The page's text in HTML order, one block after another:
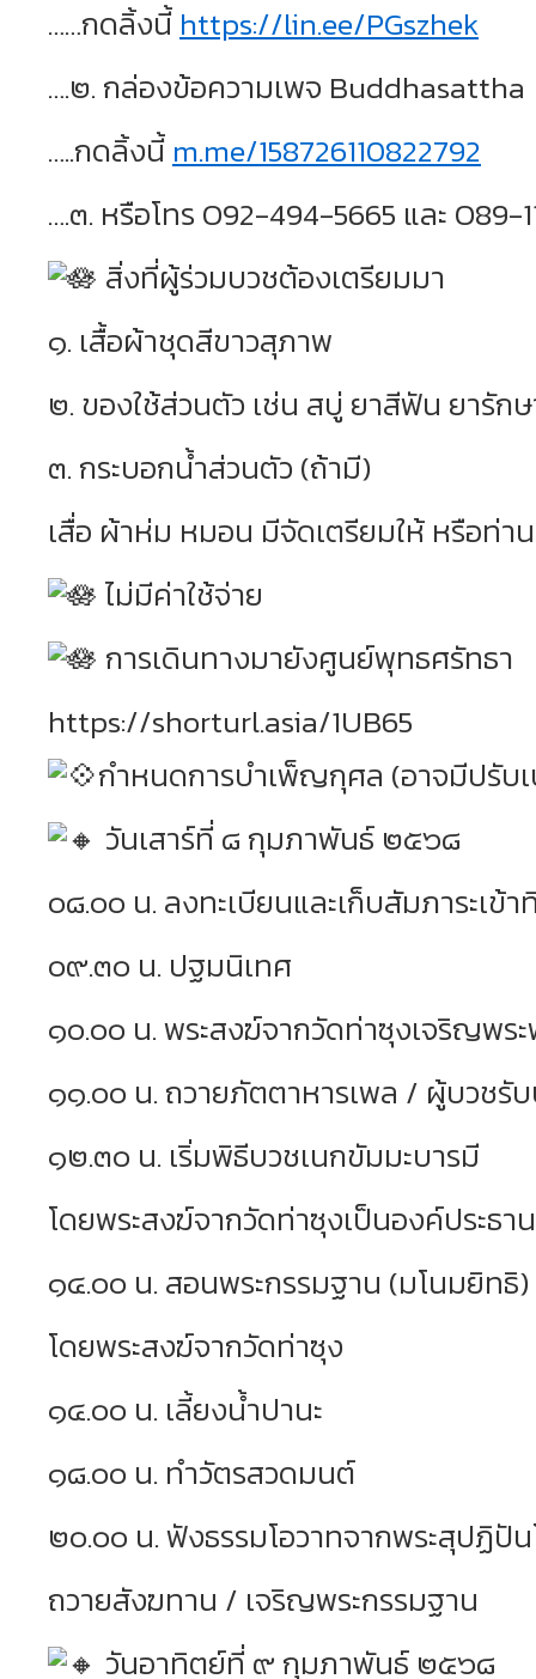
……กดลิ้งนี้ https://lin.ee/PGszhek
….๒. กล่องข้อความเพจ Buddhasattha
…..กดลิ้งนี้ m.me/158726110822792
….๓. หรือโทร O92-494-5665 และ O89-
สิ่งที่ผู้ร่วมบวชต้องเตรียมมา
๑. เสื้อผ้าชุดสีขาวสุภาพ
๒. ของใช้ส่วนตัว เช่น สบู่ ยาสีฟัน ยารักษ
๓. กระบอกน้ำส่วนตัว (ถ้ามี)
เสื่อ ผ้าห่ม หมอน มีจัดเตรียมให้ หรือท่า
ไม่มีค่าใช้จ่าย
การเดินทางมายังศูนย์พุทธศรัทธา
https://shorturl.asia/1UB65
กำหนดการบำเพ็ญกุศล (อาจมีปรับ
วันเสาร์ที่ ๘ กุมภาพันธ์ ๒๕๖๘
๐๘.๐๐ น. ลงทะเบียนและเก็บสัมภาระเข้
๐๙.๓๐ น. ปฐมนิเทศ
๑๐.๐๐ น. พระสงฆ์จากวัดท่าซุงเจริญพร
๑๑.๐๐ น. ถวายภัตตาหารเพล / ผู้บวชรับ
๑๒.๓๐ น. เริ่มพิธีบวชเนกขัมมะบารมี
โดยพระสงฆ์จากวัดท่าซุงเป็นองค์ประธา
๑๔.๐๐ น. สอนพระกรรมฐาน (มโนมยิทธิ)
โดยพระสงฆ์จากวัดท่าซุง
๑๔.๐๐ น. เลี้ยงน้ำปานะ
๑๘.๐๐ น. ทำวัตรสวดมนต์
๒๐.๐๐ น. ฟังธรรมโอวาทจากพระสุปฏิปั
ถวายสังฆทาน / เจริญพระกรรมฐาน
วันอาทิตย์ที่ ๙ กุมภาพันธ์ ๒๕๖๘